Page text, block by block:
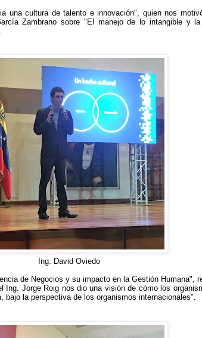
una cultura de talento e innovación", quien nos
Zambrano sobre "El manejo de lo intangible y
Ing. David Oviedo
de Negocios y su impacto en la Gestión Humana",
Ing. Jorge Roig nos dio una visión de cómo los
la perspectiva de los organismos internacionales".